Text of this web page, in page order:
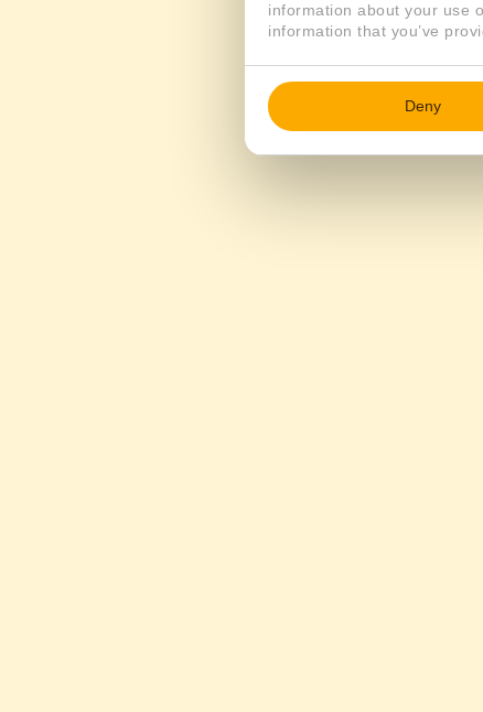
information about your use
information that you’ve
Deny